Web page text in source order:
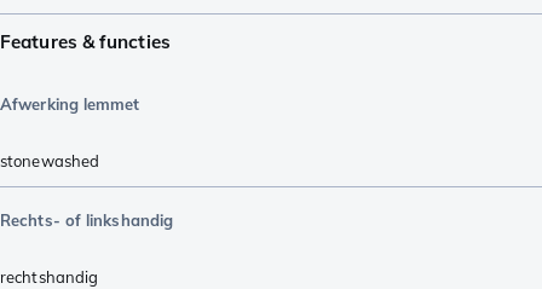
Features & functies
Afwerking lemmet
stonewashed
Rechts- of linkshandig
rechtshandig